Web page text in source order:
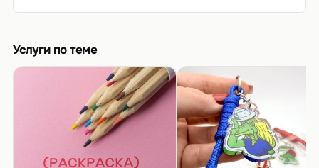
Услуги по теме